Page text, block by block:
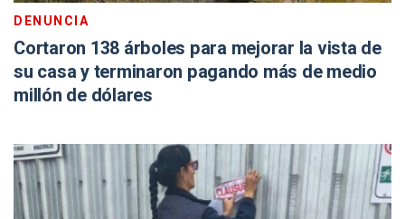
DENUNCIA
Cortaron 138 árboles para mejorar la vista de
su casa y terminaron pagando más de medio
millón de dólares